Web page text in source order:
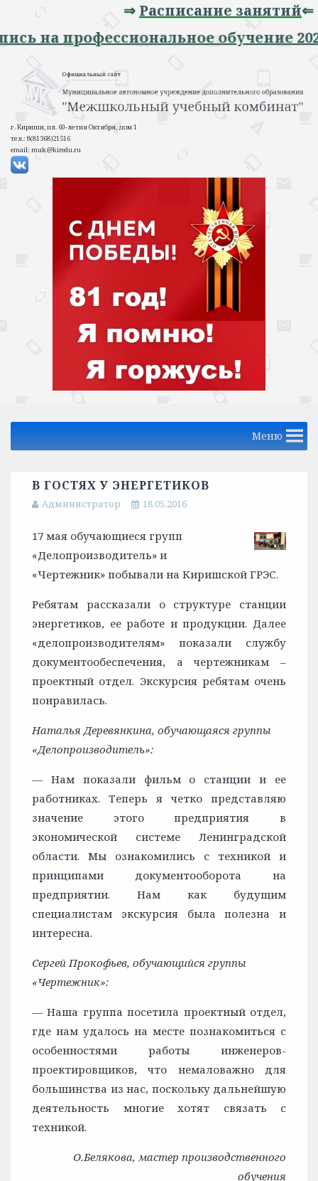
⇒Расписание занятий⇐
на профессиональное обучение
г. Кириши, пл. 60-летия Октября, дом 1
тел.: 8(81368)21516
email: muk@kiredu.ru
Меню
В ГОСТЯХ У ЭНЕРГЕТИКОВ
Администратор 18.05.2016
17 мая обучающиеся групп
«Делопроизводитель» и
«Чертежник» побывали на Киришской ГРЭС.
Ребятам рассказали о структуре станции
энергетиков, ее работе и продукции. Далее
«делопроизводителям» показали службу
документообеспечения, а чертежникам –
проектный отдел. Экскурсия ребятам очень
понравилась.
Наталья Деревянкина, обучающаяся группы
«Делопроизводитель»:
— Нам показали фильм о станции и ее
работниках. Теперь я четко представляю
значение этого предприятия в
экономической системе Ленинградской
области. Мы ознакомились с техникой и
принципами документооборота на
предприятии. Нам как будущим
специалистам экскурсия была полезна и
интересна.
Сергей Прокофьев, обучающийся группы
«Чертежник»:
— Наша группа посетила проектный отдел,
где нам удалось на месте познакомиться с
особенностями работы инженеров-
проектировщиков, что немаловажно для
большинства из нас, поскольку дальнейшую
деятельность многие хотят связать с
техникой.
О.Белякова, мастер производственного
обучения